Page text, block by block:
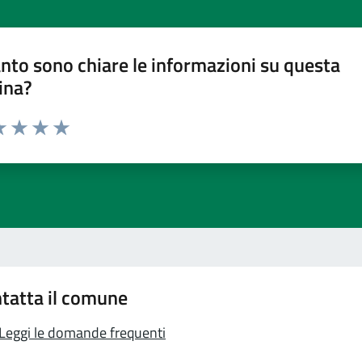
sono chiare le informazioni su questa
il comune
Leggi le domande frequenti